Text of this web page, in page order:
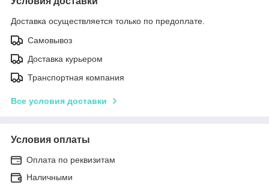
Доставка осуществляется только по предоплате.
Самовывоз
Доставка курьером
Транспортная компания
Все условия доставки
Условия оплаты
Оплата по реквизитам
Наличными